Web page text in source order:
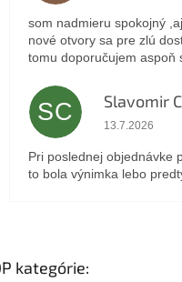
som nadmieru spokojný
nové otvory sa pre zlú
tomu doporučujem aspoň
SC Slavomir
Hodnotenie
13.7.2026
Pri poslednej objednávke
to bola výnimka lebo
kategórie: